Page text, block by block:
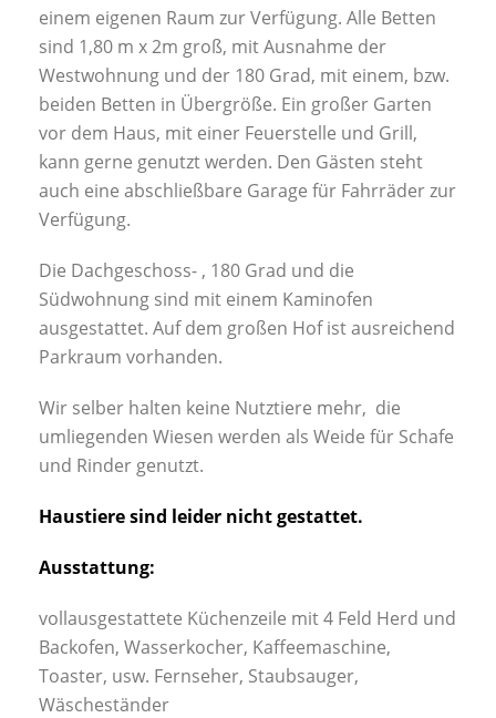
einem eigenen Raum zur Verfügung. Alle Betten
sind 1,80 m x 2m groß, mit Ausnahme der
Westwohnung und der 180 Grad, mit einem, bzw.
beiden Betten in Übergröße. Ein großer Garten
vor dem Haus, mit einer Feuerstelle und Grill,
kann gerne genutzt werden. Den Gästen steht
auch eine abschließbare Garage für Fahrräder zur
Verfügung.
Die Dachgeschoss- , 180 Grad und die
Südwohnung sind mit einem Kaminofen
ausgestattet. Auf dem großen Hof ist ausreichend
Parkraum vorhanden.
Wir selber halten keine Nutztiere mehr, die
umliegenden Wiesen werden als Weide für Schafe
und Rinder genutzt.
Haustiere sind leider nicht gestattet.
Ausstattung:
vollausgestattete Küchenzeile mit 4 Feld Herd und
Backofen, Wasserkocher, Kaffeemaschine,
Toaster, usw. Fernseher, Staubsauger,
Wäscheständer